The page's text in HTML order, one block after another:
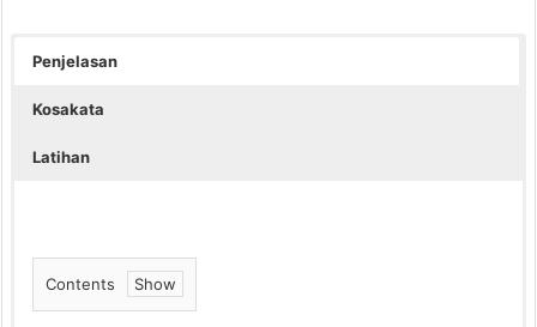
Penjelasan
Kosakata
Latihan
Contents
1.